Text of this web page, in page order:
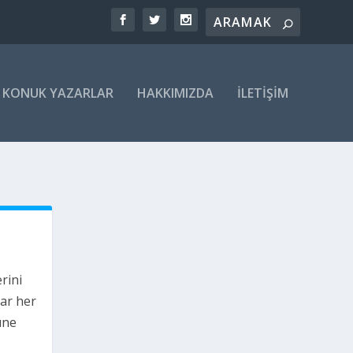
KONUK YAZARLAR HAKKIMIZDA İLETIŞIM
her